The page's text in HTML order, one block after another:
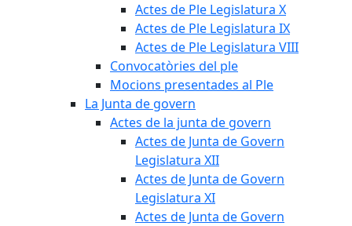
Actes de Ple Legislatura X
Actes de Ple Legislatura IX
Actes de Ple Legislatura VIII
Convocatòries del ple
Mocions presentades al Ple
La Junta de govern
Actes de la junta de govern
Actes de Junta de Govern
Legislatura XII
Actes de Junta de Govern
Legislatura XI
Actes de Junta de Govern